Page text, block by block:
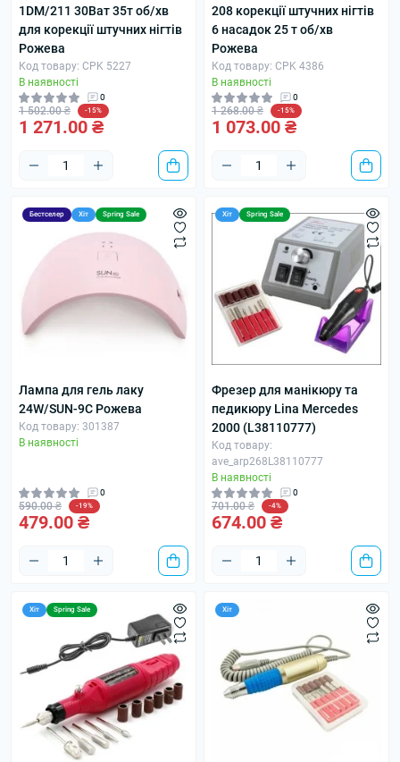
1DM/211 30Ват 35т об/хв
для корекції штучних нігтів
Рожева
Код товару: CPK 5227
В наявності
0
1 502.00 ₴ -15%
1 271.00 ₴
208 корекції штучних нігтів
6 насадок 25 т об/хв
Рожева
Код товару: CPK 4386
В наявності
0
1 268.00 ₴ -15%
1 073.00 ₴
Бестселер Хіт Spring Sale
Лампа для гель лаку
24W/SUN-9C Рожева
Код товару: 301387
В наявності
0
590.00 ₴ -19%
479.00 ₴
Хіт Spring Sale
Фрезер для манікюру та
педикюру Lina Mercedes
2000 (L38110777)
Код товару:
ave_arp268L38110777
В наявності
0
701.00 ₴ -4%
674.00 ₴
Хіт Spring Sale Хіт